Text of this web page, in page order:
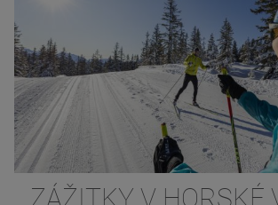
ZÁŽITKY V HORSKÉ